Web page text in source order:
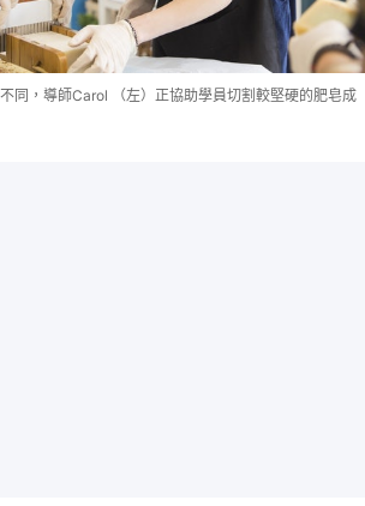
同，導師Carol （左）正協助學員切割較堅硬的肥皂成